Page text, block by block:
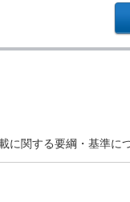
に関する要綱・基準に